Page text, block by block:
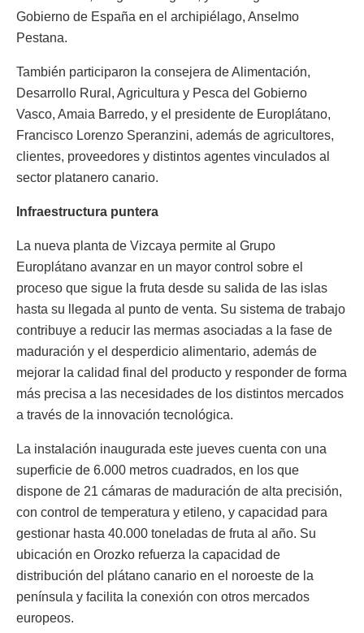
Gobierno de España en el archipiélago, Anselmo
Pestana.
También participaron la consejera de Alimentación,
Desarrollo Rural, Agricultura y Pesca del Gobierno
Vasco, Amaia Barredo, y el presidente de Europlátano,
Francisco Lorenzo Speranzini, además de agricultores,
clientes, proveedores y distintos agentes vinculados al
sector platanero canario.
Infraestructura puntera
La nueva planta de Vizcaya permite al Grupo
Europlátano avanzar en un mayor control sobre el
proceso que sigue la fruta desde su salida de las islas
hasta su llegada al punto de venta. Su sistema de trabajo
contribuye a reducir las mermas asociadas a la fase de
maduración y el desperdicio alimentario, además de
mejorar la calidad final del producto y responder de forma
más precisa a las necesidades de los distintos mercados
a través de la innovación tecnológica.
La instalación inaugurada este jueves cuenta con una
superficie de 6.000 metros cuadrados, en los que
dispone de 21 cámaras de maduración de alta precisión,
con control de temperatura y etileno, y capacidad para
gestionar hasta 40.000 toneladas de fruta al año. Su
ubicación en Orozko refuerza la capacidad de
distribución del plátano canario en el noroeste de la
península y facilita la conexión con otros mercados
europeos.